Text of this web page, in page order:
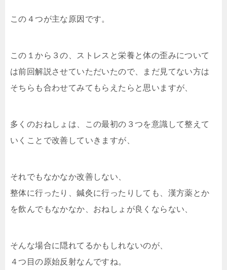
この４つが主な原因です。
この１から３の、ストレスと栄養と体の歪みについて
は前回解説させていただいたので、まだ見てない方は
そちらも合わせてみてもらえたらと思いますが、
多くのおねしょは、この最初の３つを意識して整えて
いくことで改善していきますが、
それでもなかなか改善しない、
整体に行ったり、鍼灸に行ったりしても、漢方薬とか
を飲んでもなかなか、おねしょが良くならない、
そんな場合に隠れてるかもしれないのが、
４つ目の原始反射なんですね。